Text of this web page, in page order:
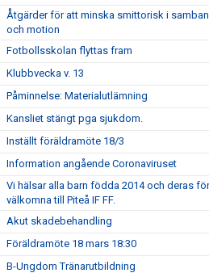
Åtgärder för att minska smittorisk i
och motion
Fotbollsskolan flyttas fram
Klubbvecka v. 13
Påminnelse: Materialutlämning
Kansliet stängt pga sjukdom.
Inställt föräldramöte 18/3
Information angående Coronaviruset
Vi hälsar alla barn födda 2014 och deras
välkomna till Piteå IF FF.
Akut skadebehandling
Föräldramöte 18 mars 18:30
B-Ungdom Tränarutbildning